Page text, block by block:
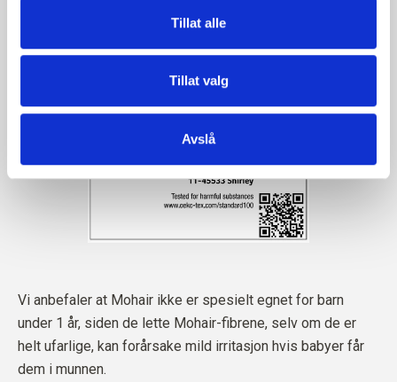
Tillat alle
Tillat valg
Avslå
Vi anbefaler at Mohair ikke er spesielt egnet for barn
under 1 år, siden de lette Mohair-fibrene, selv om de er
helt ufarlige, kan forårsake mild irritasjon hvis babyer får
dem i munnen.